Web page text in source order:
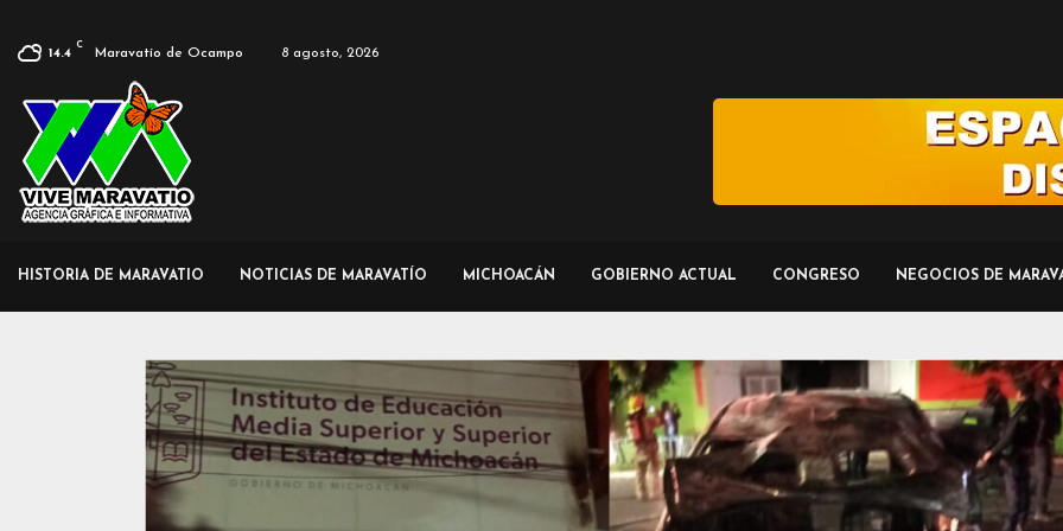
14.4
C
Maravatío de Ocampo 8 agosto, 2026
HISTORIA DE MARAVATIO NOTICIAS DE MARAVATÍO MICHOACÁN GOBIERNO ACTUAL CONGRESO NEGOCIOS DE